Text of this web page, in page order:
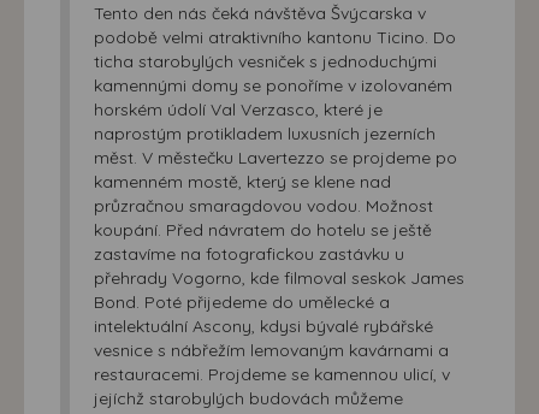
Tento den nás čeká návštěva Švýcarska v
podobě velmi atraktivního kantonu Ticino. Do
ticha starobylých vesniček s jednoduchými
kamennými domy se ponoříme v izolovaném
horském údolí Val Verzasco, které je
naprostým protikladem luxusních jezerních
měst. V městečku Lavertezzo se projdeme po
kamenném mostě, který se klene nad
průzračnou smaragdovou vodou. Možnost
koupání. Před návratem do hotelu se ještě
zastavíme na fotografickou zastávku u
přehrady Vogorno, kde filmoval seskok James
Bond. Poté přijedeme do umělecké a
intelektuální Ascony, kdysi bývalé rybářské
vesnice s nábřežím lemovaným kavárnami a
restauracemi. Projdeme se kamennou ulicí, v
jejíchž starobylých budovách můžeme